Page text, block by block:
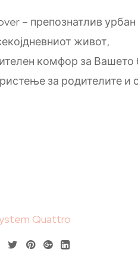
– препознатлив урбан
живот,
комфор за Вашето
за родителите и
Quattro